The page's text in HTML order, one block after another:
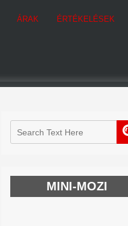
ÁRAK ÉRTÉKELÉSEK
MINI-MOZI